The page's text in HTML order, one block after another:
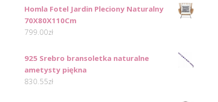
Homla Fotel Jardin Pleciony Naturalny
70X80X110Cm
799.00zł
925 Srebro bransoletka naturalne
ametysty piękna
830.55zł